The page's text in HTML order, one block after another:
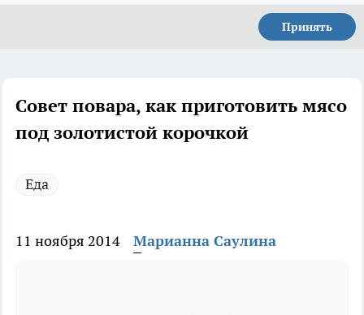
Принять
Совет повара, как приготовить мясо
под золотистой корочкой
Еда
11 ноября 2014 Марианна Саулина